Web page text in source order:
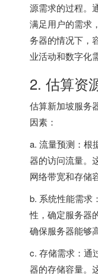
源需求的过程。
满足用户的需求
务器的情况下，
业活动和数字化
2. 估算资
估算新加坡服务
因素：
a. 流量预测：根
器的访问流量。
网络带宽和存储
b. 系统性能需求
性，确定服务器
确保服务器能够
c. 存储需求：通
器的存储容量。